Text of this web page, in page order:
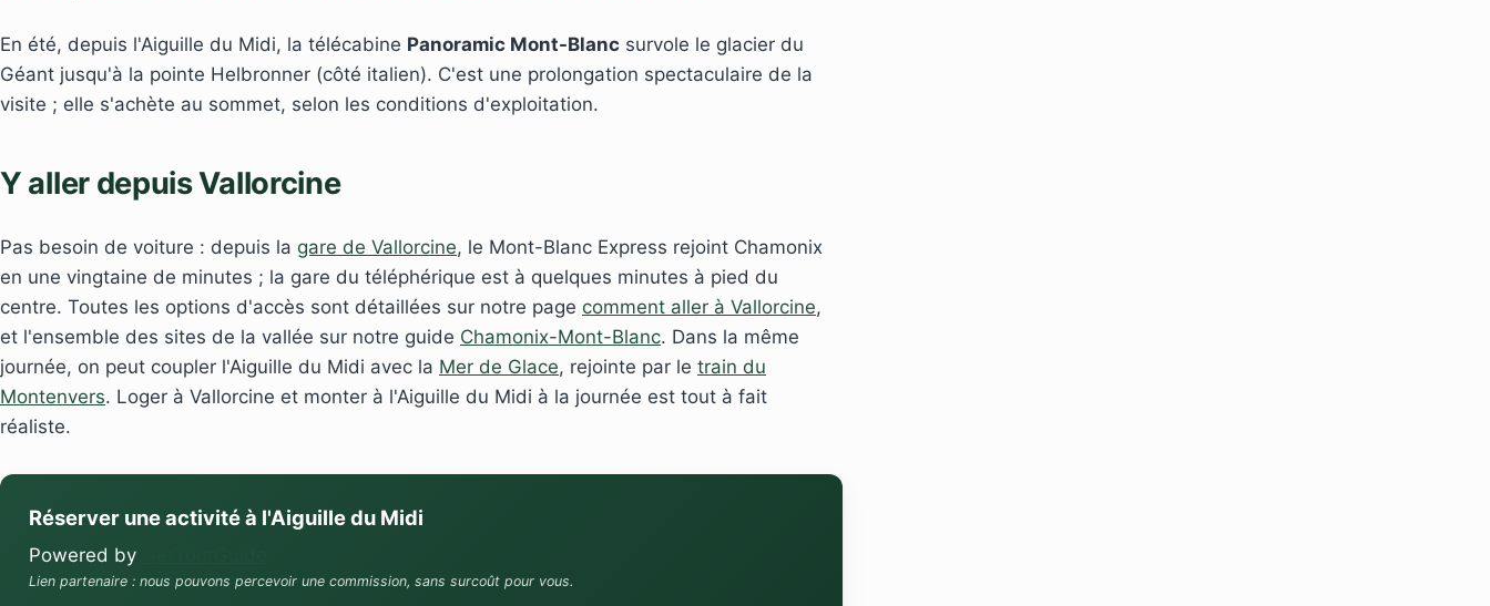
En été, depuis l'Aiguille du Midi, la télécabine Panoramic Mont-Blanc survole le glacier du
Géant jusqu'à la pointe Helbronner (côté italien). C'est une prolongation spectaculaire de la
visite ; elle s'achète au sommet, selon les conditions d'exploitation.
Y aller depuis Vallorcine
Pas besoin de voiture : depuis la gare de Vallorcine, le Mont-Blanc Express rejoint Chamonix
en une vingtaine de minutes ; la gare du téléphérique est à quelques minutes à pied du
centre. Toutes les options d'accès sont détaillées sur notre page comment aller à Vallorcine,
et l'ensemble des sites de la vallée sur notre guide Chamonix-Mont-Blanc. Dans la même
journée, on peut coupler l'Aiguille du Midi avec la Mer de Glace, rejointe par le train du
Montenvers. Loger à Vallorcine et monter à l'Aiguille du Midi à la journée est tout à fait
réaliste.
Réserver une activité à l'Aiguille du Midi
Powered by
Lien partenaire : nous pouvons percevoir une commission, sans surcoût pour vous.